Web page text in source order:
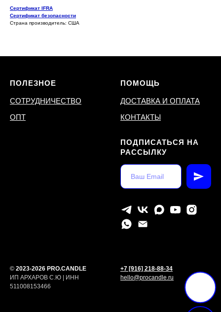
Сертификат IFRA
Сертификат безопасности
Страна производитель: США
ПОЛЕЗНОЕ
СОТРУДНИЧЕСТВО
ОПТ
ПОМОЩЬ
ДОСТАВКА И ОПЛАТА
КОНТАКТЫ
ПОДПИСАТЬСЯ НА
РАССЫЛКУ
© 2023-2026 PRO.CANDLE
ИП АРХАРОВ С.Ю | ИНН
511008153466
+7 [916] 218-88-34
hello@procandle.ru